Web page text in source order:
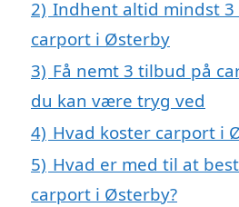
2) Indhent altid mindst
carport i Østerby
3) Få nemt 3 tilbud på
du kan være tryg ved
4) Hvad koster carport i
5) Hvad er med til at
carport i Østerby?